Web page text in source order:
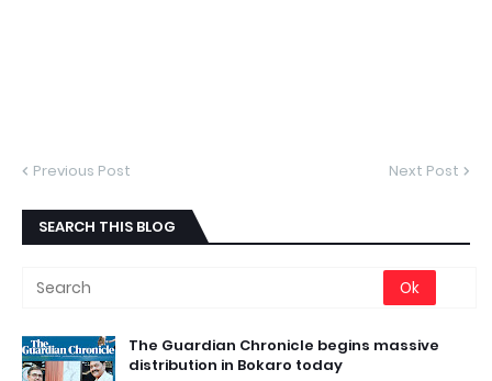
Previous Post Next Post
SEARCH THIS BLOG
The Guardian Chronicle begins massive
distribution in Bokaro today